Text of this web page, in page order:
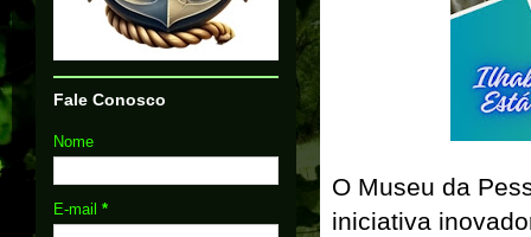
O Museu da
iniciativa
Fale Conosco
Nome
E-mail *